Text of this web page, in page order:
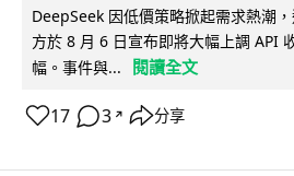
DeepSeek 因低價策略掀起需求熱潮
方於 8 月 6 日宣布即將大幅上調 API
幅。事件與...
閱讀全文
17 3 ↗ 分享